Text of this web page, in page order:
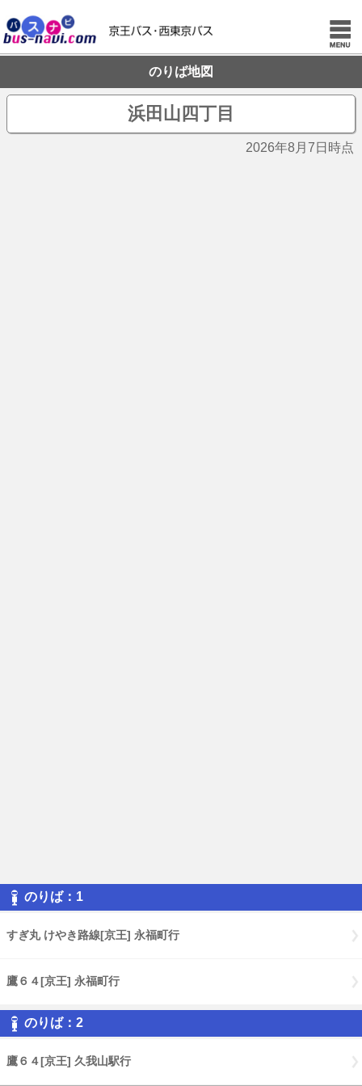
のりば地図
浜田山四丁目
2026年8月7日時点
のりば：1
すぎ丸 けやき路線[京王] 永福町行
鷹６４[京王] 永福町行
のりば：2
鷹６４[京王] 久我山駅行